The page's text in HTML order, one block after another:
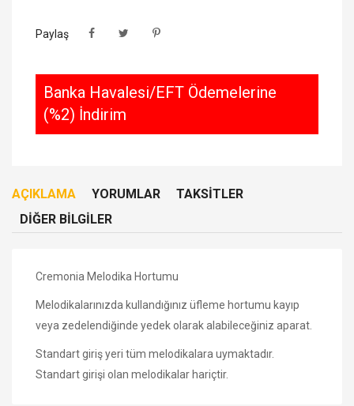
Paylaş
Banka Havalesi/EFT Ödemelerine
(%2) İndirim
AÇIKLAMA YORUMLAR
TAKSITLER
DIĞER BILGILER
Cremonia Melodika Hortumu
Melodikalarınızda kullandığınız üfleme hortumu kayıp
veya zedelendiğinde yedek olarak alabileceğiniz aparat.
Standart giriş yeri tüm melodikalara uymaktadır.
Standart girişi olan melodikalar hariçtir.